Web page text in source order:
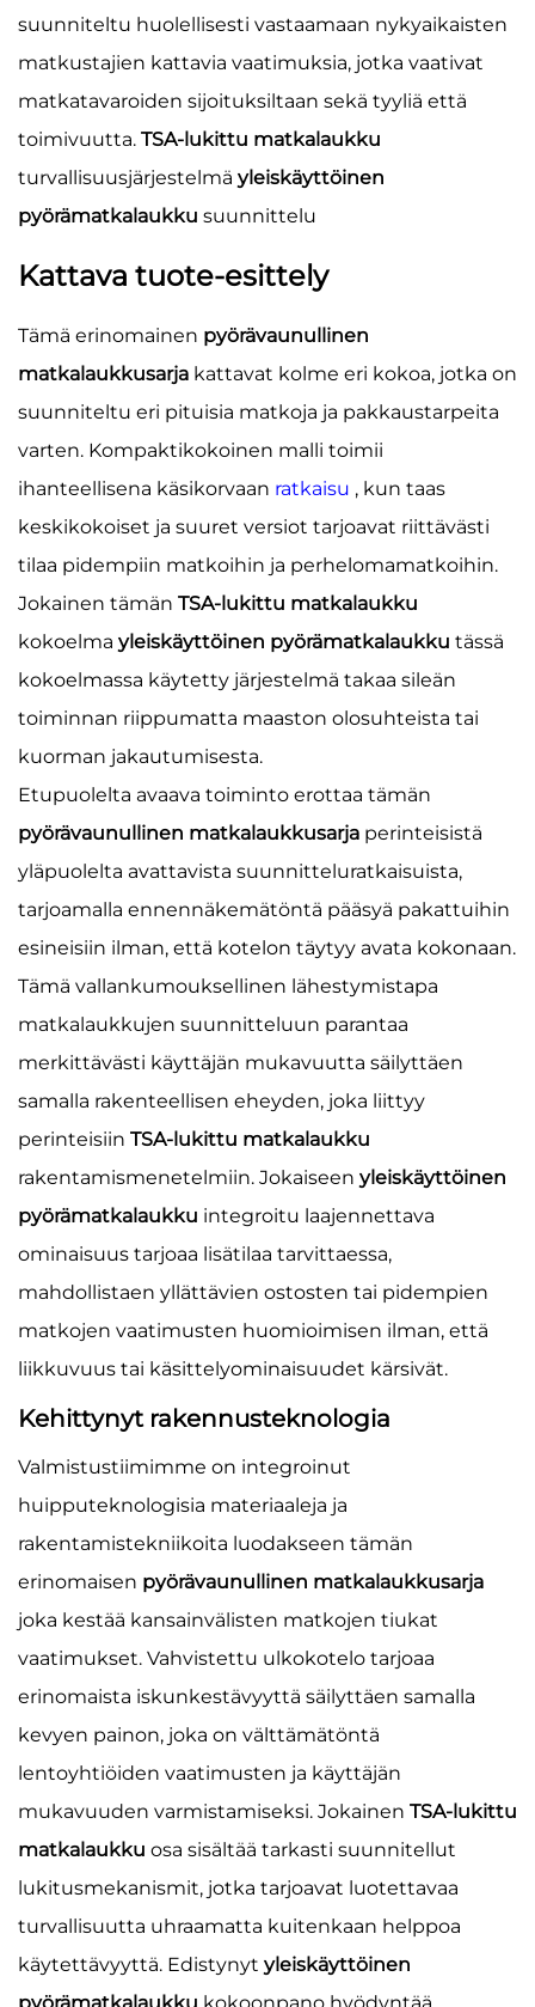
suunniteltu huolellisesti vastaamaan nykyaikaisten
matkustajien kattavia vaatimuksia, jotka vaativat
matkatavaroiden sijoituksiltaan sekä tyyliä että
toimivuutta. TSA-lukittu matkalaukku
turvallisuusjärjestelmä yleiskäyttöinen
pyörämatkalaukku suunnittelu
Kattava tuote-esittely
Tämä erinomainen pyörävaunullinen
matkalaukkusarja kattavat kolme eri kokoa, jotka on
suunniteltu eri pituisia matkoja ja pakkaustarpeita
varten. Kompaktikokoinen malli toimii
ihanteellisena käsikorvaan ratkaisu , kun taas
keskikokoiset ja suuret versiot tarjoavat riittävästi
tilaa pidempiin matkoihin ja perhelomamatkoihin.
Jokainen tämän TSA-lukittu matkalaukku
kokoelma yleiskäyttöinen pyörämatkalaukku tässä
kokoelmassa käytetty järjestelmä takaa sileän
toiminnan riippumatta maaston olosuhteista tai
kuorman jakautumisesta.
Etupuolelta avaava toiminto erottaa tämän
pyörävaunullinen matkalaukkusarja perinteisistä
yläpuolelta avattavista suunnitteluratkaisuista,
tarjoamalla ennennäkemätöntä pääsyä pakattuihin
esineisiin ilman, että kotelon täytyy avata kokonaan.
Tämä vallankumouksellinen lähestymistapa
matkalaukkujen suunnitteluun parantaa
merkittävästi käyttäjän mukavuutta säilyttäen
samalla rakenteellisen eheyden, joka liittyy
perinteisiin TSA-lukittu matkalaukku
rakentamismenetelmiin. Jokaiseen yleiskäyttöinen
pyörämatkalaukku integroitu laajennettava
ominaisuus tarjoaa lisätilaa tarvittaessa,
mahdollistaen yllättävien ostosten tai pidempien
matkojen vaatimusten huomioimisen ilman, että
liikkuvuus tai käsittelyominaisuudet kärsivät.
Kehittynyt rakennusteknologia
Valmistustiimimme on integroinut
huipputeknologisia materiaaleja ja
rakentamistekniikoita luodakseen tämän
erinomaisen pyörävaunullinen matkalaukkusarja
joka kestää kansainvälisten matkojen tiukat
vaatimukset. Vahvistettu ulkokotelo tarjoaa
erinomaista iskunkestävyyttä säilyttäen samalla
kevyen painon, joka on välttämätöntä
lentoyhtiöiden vaatimusten ja käyttäjän
mukavuuden varmistamiseksi. Jokainen TSA-lukittu
matkalaukku osa sisältää tarkasti suunnitellut
lukitusmekanismit, jotka tarjoavat luotettavaa
turvallisuutta uhraamatta kuitenkaan helppoa
käytettävyyttä. Edistynyt yleiskäyttöinen